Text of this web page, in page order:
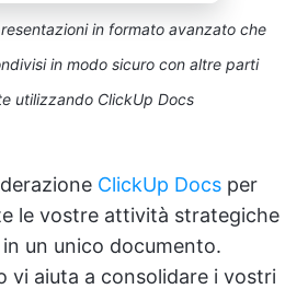
in formato avanzato che
in modo sicuro con altre parti
utilizzando ClickUp Docs
ClickUp Docs per
le vostre attività strategiche
un unico documento.
vi aiuta a consolidare i vostri